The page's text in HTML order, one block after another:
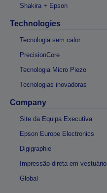
Shakira + Epson
Technologies
Tecnologia sem calor
PrecisionCore
Tecnologia Micro Piezo
Tecnologias inovadoras
Company
Site da Equipa Executiva
Epson Europe Electronics
Digigraphie
Impressão direta em vestuário
Global